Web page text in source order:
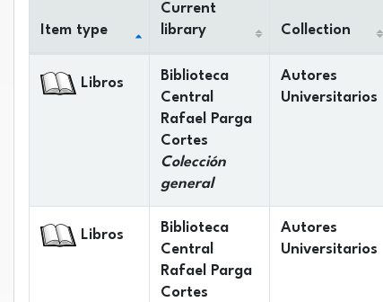
Item type
Current
library
Collection
Libros
Biblioteca
Central
Rafael Parga
Cortes
Colección
general
Autores
Universitarios
Libros
Biblioteca
Central
Rafael Parga
Cortes
Autores
Universitarios